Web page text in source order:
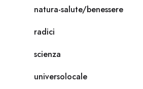
natura-salute/benessere
radici
scienza
universolocale